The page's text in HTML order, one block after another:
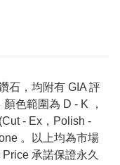
石，均附有 GIA 評
色範圍為 D - K ，
- Ex，Polish -
。以上均為市場
承諾保證永久